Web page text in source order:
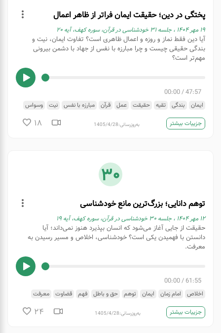
پختگی در دین؛ حقیقت ایمان فراتر از ظاهر اعمال
۱۹ مهر ۱۴۰۴ ، جلسه ۳۱ خودشناسی در قرآن، سوره کهف، آیه ۲۰
آیا دین فقط نماز و روزه و اعمال ظاهری است؟ تفاوت ایمان، نیت و
بندگی حقیقی چیست و چرا مبارزه با نفس از جهاد با دشمن بیرونی
مهم‌تر است؟
47:57
/
00:00
ایمان بندگی تقیه حقیقت عمل قرآن مبارزه با نفس نیت وسواس
جزییات بیشتر به‌روزرسانی:1405/4/28
18
30
توهم دانایی؛ بزرگ‌ترین مانع خودشناسی
۱۲ مهر ۱۴۰۴ ، جلسه ۳۰ خودشناسی در قرآن، سوره کهف، آیه ۱۹
حقیقت از جایی آغاز می‌شود که انسان بپذیرد هنوز نمی‌داند؛ آیا
دانستن با فهمیدن یکی است؟ خودشناسی، اخلاص و مسیر رسیدن به
معرفت.
61:55
/
00:00
اخلاص امام زمان ایمان توهم حق و باطل فهم قضاوت
معرفت
موانع فهمیدن
جزییات بیشتر به‌روزرسانی:1405/4/28
24